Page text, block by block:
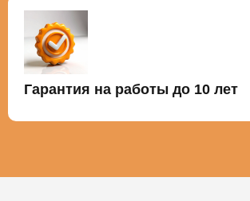
Гарантия на работы до 10 лет